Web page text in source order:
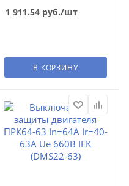
1 911.54руб./шт
В КОРЗИНУ